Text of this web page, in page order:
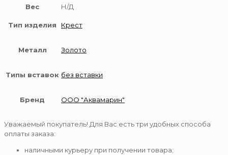
Вес Н/Д
Тип изделия Крест
Металл Золото
Типы вставок без вставки
Бренд ООО "Аквамарин"
Уважаемый покупатель! Для Вас есть три удобных способа
оплаты заказа:
наличными курьеру при получении товара;